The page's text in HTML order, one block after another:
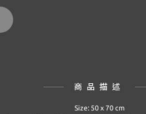
商品描述
Size: 50 x 70 cm